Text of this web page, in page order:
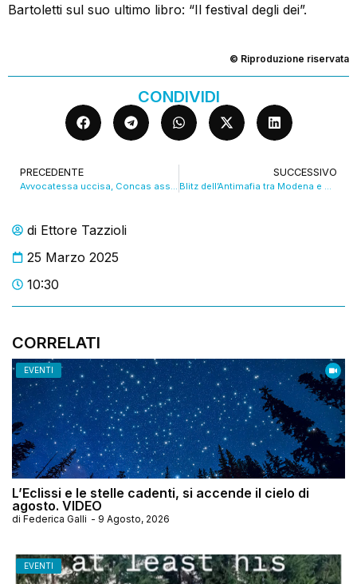
di Ettore Tazzioli
25 Marzo 2025
10:30
CORRELATI
EVENTI
L’Eclissi e le stelle cadenti, si accende il cielo di
agosto. VIDEO
di Federica Galli - 9 Agosto, 2026
EVENTI
Bartoletti sul suo ultimo libro: “Il festival degli dei”.
© Riproduzione riservata
CONDIVIDI
PRECEDENTE
Avvocatessa uccisa, Concas assolto in appello bis
SUCCESSIVO
Blitz dell’Antimafia tra Modena e Bologna: sequestri milionari